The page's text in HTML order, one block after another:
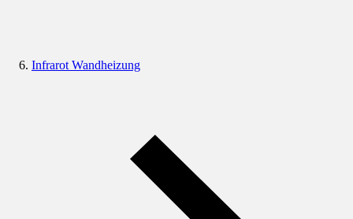
Infrarot Wandheizung